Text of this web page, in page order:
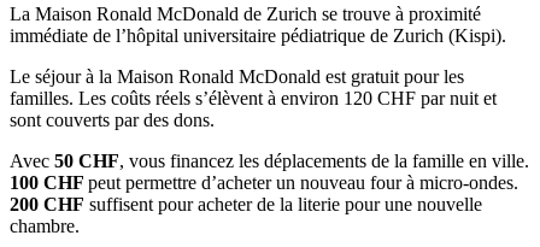
La Maison Ronald McDonald de Zurich se trouve à proximité
immédiate de l’hôpital universitaire pédiatrique de Zurich (Kispi).
Le séjour à la Maison Ronald McDonald est gratuit pour les
familles. Les coûts réels s’élèvent à environ 120 CHF par nuit et
sont couverts par des dons.
Avec 50 CHF, vous financez les déplacements de la famille en ville.
100 CHF peut permettre d’acheter un nouveau four à micro-ondes.
200 CHF suffisent pour acheter de la literie pour une nouvelle
chambre.